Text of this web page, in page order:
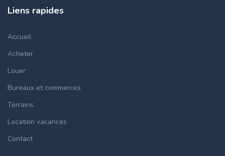
Liens rapides
Accueil
Acheter
Louer
Bureaux et commerces
Terrains
Location vacances
Contact